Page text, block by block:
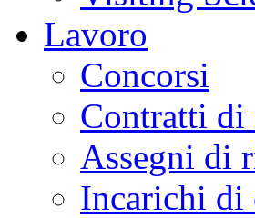
Lavoro
Concorsi
Contratti di
Assegni di
Incarichi di